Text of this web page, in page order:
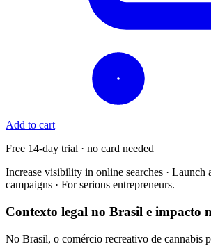
Add to cart
Free 14-day trial · no card needed
Increase visibility in online searches · Launch
campaigns · For serious entrepreneurs.
Contexto legal no Brasil e impacto
No Brasil, o comércio recreativo de cannabis